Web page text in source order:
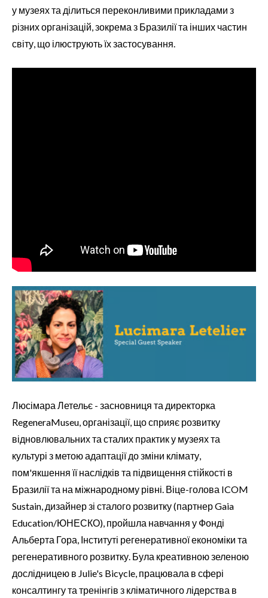
у музеях та ділиться переконливими прикладами з
різних організацій, зокрема з Бразилії та інших частин
світу, що ілюструють їх застосування.
Люсімара Летельє - засновниця та директорка
RegeneraMuseu, організації, що сприяє розвитку
відновлювальних та сталих практик у музеях та
культурі з метою адаптації до зміни клімату,
пом'якшення її наслідків та підвищення стійкості в
Бразилії та на міжнародному рівні. Віце-голова ICOM
Sustain, дизайнер зі сталого розвитку (партнер Gaia
Education/ЮНЕСКО), пройшла навчання у Фонді
Альберта Гора, Інституті регенеративної економіки та
регенеративного розвитку. Була креативною зеленою
дослідницею в Julie's Bicycle, працювала в сфері
консалтингу та тренінгів з кліматичного лідерства в